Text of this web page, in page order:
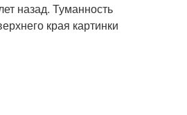
назад. Туманность
края картинки